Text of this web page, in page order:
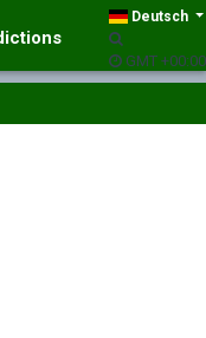
Deutsch
GMT +00:00